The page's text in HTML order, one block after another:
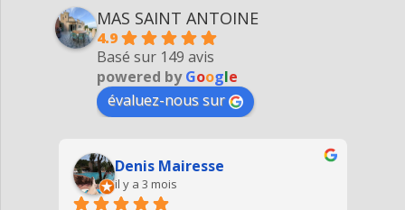
MAS SAINT ANTOINE
4.9
Basé sur 149 avis
powered byGoogle
évaluez-nous sur
Agnes Haleblian
il y a 4 mois